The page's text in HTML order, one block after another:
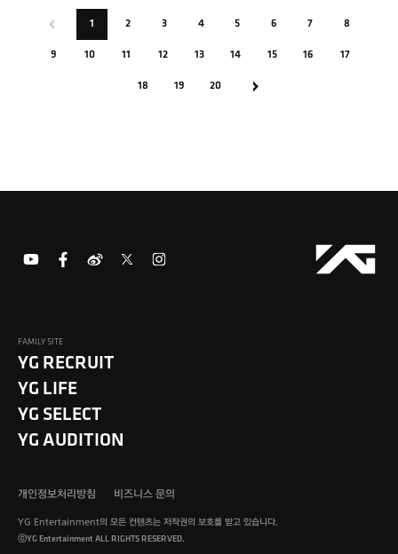
1 2 3 4 5 6 7 8
9 10 11 12 13 14 15 16 17
18 19 20
FAMILY SITE
YG RECRUIT
YG LIFE
YG SELECT
YG AUDITION
개인정보처리방침 비즈니스 문의
YG Entertainment의 모든 컨텐츠는 저작권의 보호를 받고 있습니다.
ⓒYG Entertainment ALL RIGHTS RESERVED.